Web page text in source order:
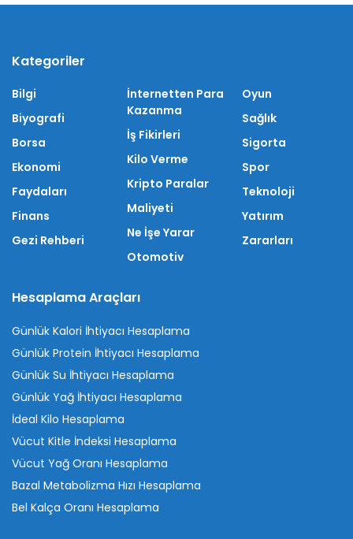
Kategoriler
Bilgi
Biyografi
Borsa
Ekonomi
Faydaları
Finans
Gezi Rehberi
İnternetten Para
Kazanma
İş Fikirleri
Kilo Verme
Kripto Paralar
Maliyeti
Ne İşe Yarar
Otomotiv
Oyun
Sağlık
Sigorta
Spor
Teknoloji
Yatırım
Zararları
Hesaplama Araçları
Günlük Kalori İhtiyacı Hesaplama
Günlük Protein İhtiyacı Hesaplama
Günlük Su İhtiyacı Hesaplama
Günlük Yağ İhtiyacı Hesaplama
İdeal Kilo Hesaplama
Vücut Kitle İndeksi Hesaplama
Vücut Yağ Oranı Hesaplama
Bazal Metabolizma Hızı Hesaplama
Bel Kalça Oranı Hesaplama